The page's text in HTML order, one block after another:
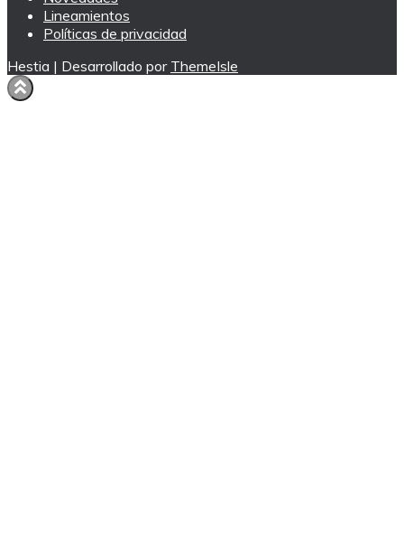
Lineamientos
Políticas de privacidad
Hestia | Desarrollado por ThemeIsle